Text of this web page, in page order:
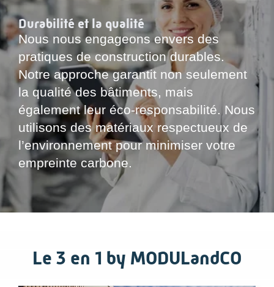
Durabilité et la qualité
Nous nous engageons envers des
pratiques de construction durables.
Notre approche garantit non seulement
la qualité des bâtiments, mais
également leur éco-responsabilité. Nous
utilisons des matériaux respectueux de
l’environnement pour minimiser votre
empreinte carbone.
Le 3 en 1 by MODULandCO